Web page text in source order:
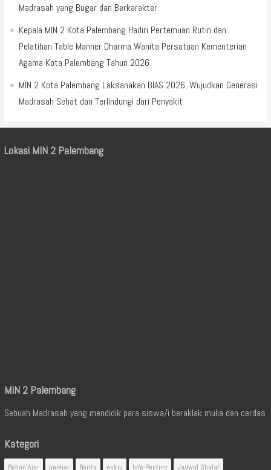
Madrasah yang Bugar dan Berkarakter
Kepala MIN 2 Kota Palembang Hadiri Pertemuan Rutin dan
Pelatihan Table Manner Dharma Wanita Persatuan Kementerian
Agama Kota Palembang Tahun 2026
MIN 2 Kota Palembang Laksanakan BIAS 2026, Wujudkan Generasi
Madrasah Sehat dan Terlindungi dari Penyakit
Lokasi MIN 2 Palembang
MIN 2 Palembang
Sebuah Madrasah yang mendidik para siswa/i beraklak mulia dan cerdas
Kategori
Bahan Ajar belajar Berita eskul Info Penting Jadwal Shalat